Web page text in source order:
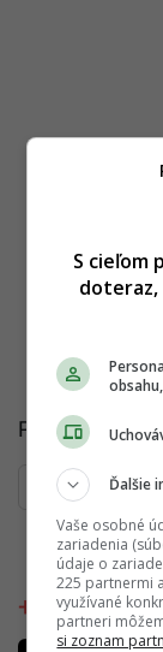
Pre viac
Cashflow
S cieľom
Ďalšie
Vaše osobné
zariadenia
údaje o
225 partnermi
využívané
partneri
si zoznam